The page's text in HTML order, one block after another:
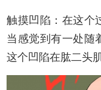
触摸凹陷：在这个
当感觉到有一处随
这个凹陷在肱二头